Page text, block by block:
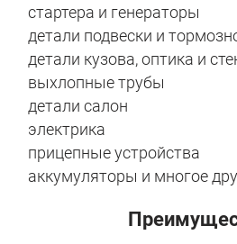
стартера и генераторы
детали подвески и
детали кузова, оптика и
выхлопные трубы
детали салон
электрика
прицепные устройства
аккумуляторы и многое